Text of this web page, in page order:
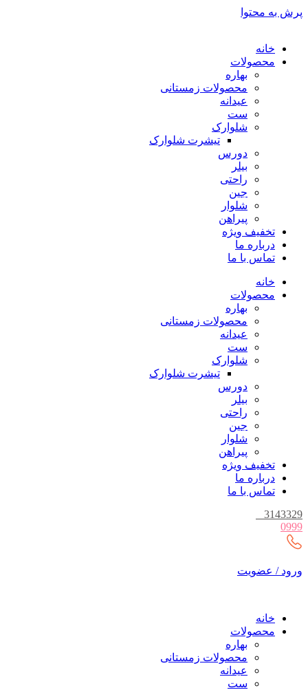
پرش به محتوا
خانه
محصولات
بهاره
محصولات زمستانی
عیدانه
ست
شلوارک
تیشرت شلوارک
دورس
بیلر
راحتی
جین
شلوار
پیراهن
تخفیف ویژه
درباره ما
تماس با ما
خانه
محصولات
بهاره
محصولات زمستانی
عیدانه
ست
شلوارک
تیشرت شلوارک
دورس
بیلر
راحتی
جین
شلوار
پیراهن
تخفیف ویژه
درباره ما
تماس با ما
3143329
0999
ورود / عضویت
خانه
محصولات
بهاره
محصولات زمستانی
عیدانه
ست